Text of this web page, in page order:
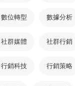
數位轉型 數據分析
社群媒體 社群行銷
行銷科技 行銷策略